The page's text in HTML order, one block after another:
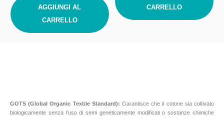
AGGIUNGI AL
CARRELLO
CARRELLO
GOTS (Global Organic Textile Standard): Garantisce che il cotone sia coltivato
biologicamente senza l’uso di semi geneticamente modificati o sostanze chimiche